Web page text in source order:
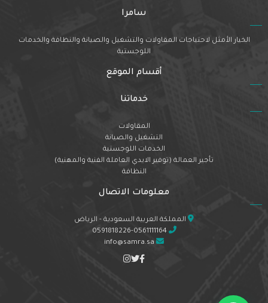
سامرا
الخيار الأمثل لاحتياجات المقاولات والتشغيل والصيانة والنظافة والخدمات
اللوجستية
أقسام الموقع
خدماتنا
المقاولات
التشغيل والصيانة
الخدمات اللوجستية
تأجير العمالة (توفير الايدي العاملة الفنية والمهنية)
النظافة
معلومات الاتصال
المملكة العربية السعودية - الرياض
0591818226-0561111164
info@samra.sa